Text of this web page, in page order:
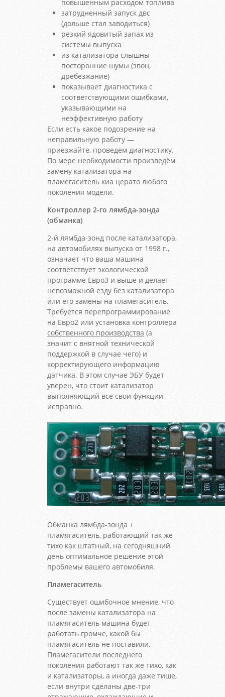
повышенным расходом топлива
затрудненный запуск двс
(дольше стал заводиться)
резкий ядовитый запах из
системы выпуска
из катализатора слышны
посторонние шумы (звон,
дребезжание)
показывает диагностика с
соответствующими ошибками,
указывающими на
неэффективную работу
Если есть какое подозрение на
неправильную работу —
приезжайте, проведём диагностику.
По мере необходимости произведём
замену катализатора на
пламегаситель киа церато любого
поколения модели.
Контроллер 2-го лямбда-зонда
(обманка)
2-й лямбда-зонд после катализатора,
на автомобилях выпуска от 1998 г.,
означает что ваша машина
соответствует экологической
программе Евро3 и выше и делает
невозможной езду без катализатора
или его замены на пламегаситель.
Требуется перепрограммирование
на Евро2 или установка контроллера
собственного производства (а
значит с внятной технической
поддержкой в случае чего) и
корректирующего информацию
датчика. В этом случае ЭБУ будет
уверен, что стоит катализатор
выполняющий все свои функции
исправно.
Обманка лямбда-зонда +
пламягаситель, работающий так же
тихо как штатный, на сегодняшний
день оптимальное решение этой
проблемы вашего автомобиля.
Пламегаситель
Существует ошибочное мнение, что
после замены катализатора на
пламягаситель машина будет
работать громче, какой бы
пламягаситель не поставили.
Пламегасители последнего
поколения работают так же тихо, как
и катализаторы, а иногда даже тише,
если внутри сделаны две-три